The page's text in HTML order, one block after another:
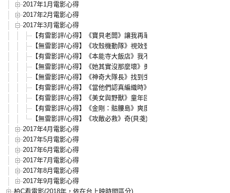
2017年1月電影心得
2017年2月電影心得
2017年3月電影心得
【有雷影評/心得】《寶貝老闆》讓我再單純一次
【無雷影評/心得】《攻殼機動隊》視效登峰的科幻鉅作
【有雷影評/心得】《本能寺大飯店》我不是魔王，歷史滿載的勇氣
【無雷影評/心得】《她其實沒那麼壞》勇敢冒險，勇敢改變
【無雷影評/心得】《神奇大隊長》找到生命最好的總和
【有雷影評/心得】《當他們認真編織時》那些我們不敢面對的問題
【有雷影評/心得】《美女與野獸》童年回憶的華麗轉身，經典不朽，
【有雷影評/心得】《金剛：骷髏島》爽度爆表的反戰寓言，金剛跟
【無雷影評/心得】《攻敵必救》奇(貝戔)招迭出的選戰實境秀
2017年4月電影心得
2017年5月電影心得
2017年6月電影心得
2017年7月電影心得
2017年8月電影心得
2017年9月電影心得
柏C看電影(2018年，依在台上映時間區分)